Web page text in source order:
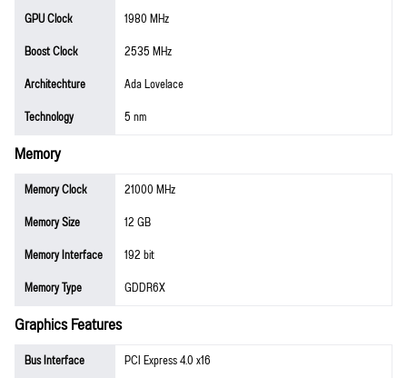
GPU Clock
1980 MHz
Boost Clock
2535 MHz
Architechture
Ada Lovelace
Technology
5 nm
Memory
Memory Clock
21000 MHz
Memory Size
12 GB
Memory Interface
192 bit
Memory Type
GDDR6X
Graphics Features
Bus Interface
PCI Express 4.0 x16